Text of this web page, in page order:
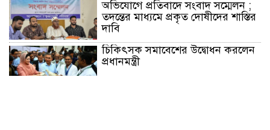
অভিযোগে প্রতিবাদে সংবাদ সম্মেলন ;
তদন্তের মাধ্যমে প্রকৃত দোষীদের শাস্তির
দাবি
চিকিৎসক সমাবেশের উদ্বোধন করলেন
প্রধানমন্ত্রী